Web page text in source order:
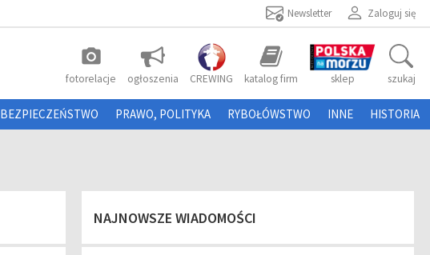
Zaloguj się
Newsletter
photo_camera
fotorelacje ogłoszenia CREWING katalog firm sklep szukaj
BEZPIECZEŃSTWO PRAWO, POLITYKA RYBOŁÓWSTWO INNE HISTORIA
NAJNOWSZE WIADOMOŚCI